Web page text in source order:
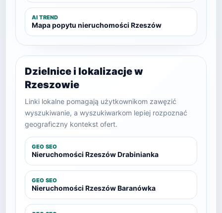
AI TREND
Mapa popytu nieruchomości Rzeszów
Dzielnice i lokalizacje w
Rzeszowie
Linki lokalne pomagają użytkownikom zawęzić
wyszukiwanie, a wyszukiwarkom lepiej rozpoznać
geograficzny kontekst ofert.
GEO SEO
Nieruchomości Rzeszów Drabinianka
GEO SEO
Nieruchomości Rzeszów Baranówka